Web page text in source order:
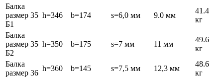
Балка
размер 35
Б1
h=346 b=174 s=6,0 мм 9.0 мм
41.4
кг
Балка
размер 35
Б2
h=350 b=175 s=7 мм 11 мм
49.6
кг
Балка
размер 36
h=360 b=145 s=7,5 мм 12,3 мм
48.6
кг